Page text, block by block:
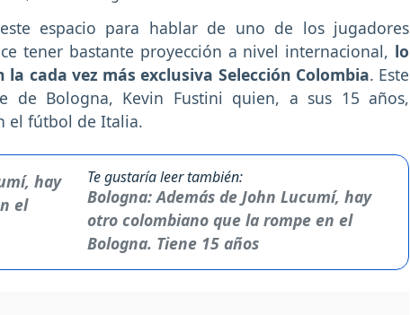
espacio para hablar de uno de los jugadores
tener bastante proyección a nivel internacional, lo
cada vez más exclusiva Selección Colombia. Este
de Bologna, Kevin Fustini quien, a sus 15 años,
el fútbol de Italia.
Te gustaría leer también:
Bologna: Además de John Lucumí, hay
otro colombiano que la rompe en el
Bologna. Tiene 15 años